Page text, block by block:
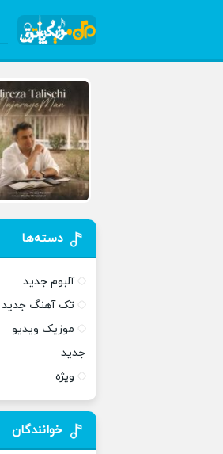
دسته‌ها
آلبوم جدید
تک آهنگ جدید
موزیک ویدیو
جدید
ویژه
خوانندگان